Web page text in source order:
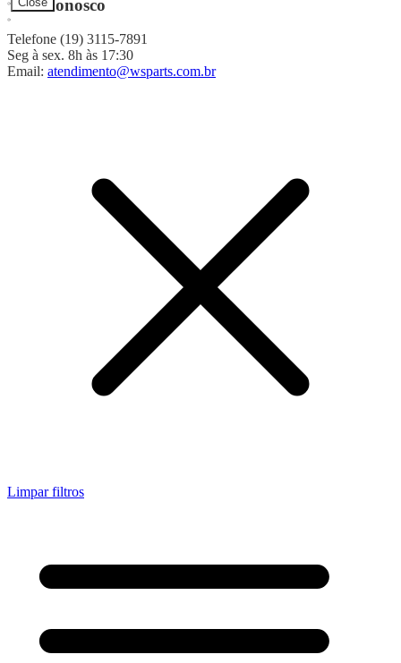
Fale Conosco
Telefone (19) 3115-7891
Seg à sex. 8h às 17:30
Email: atendimento@wsparts.com.br
Limpar filtros